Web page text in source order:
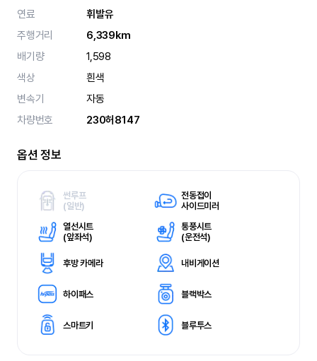
연료
휘발유
주행거리
6,339km
배기량
1,598
색상
흰색
변속기
자동
차량번호
230허8147
옵션 정보
썬루프
(일반)
전동접이
사이드미러
열선시트
(앞좌석)
통풍시트
(운전석)
후방 카메라 내비게이션
하이패스 블랙박스
스마트키 블루투스